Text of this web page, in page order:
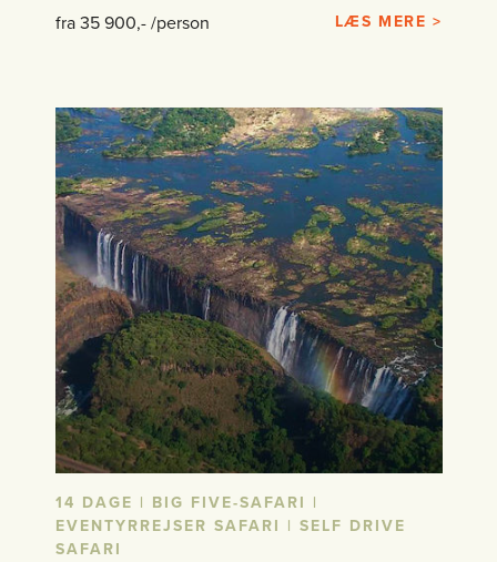
fra 35 900,- /person LÆS MERE >
14 DAGE | BIG FIVE-SAFARI |
EVENTYRREJSER SAFARI | SELF DRIVE
SAFARI